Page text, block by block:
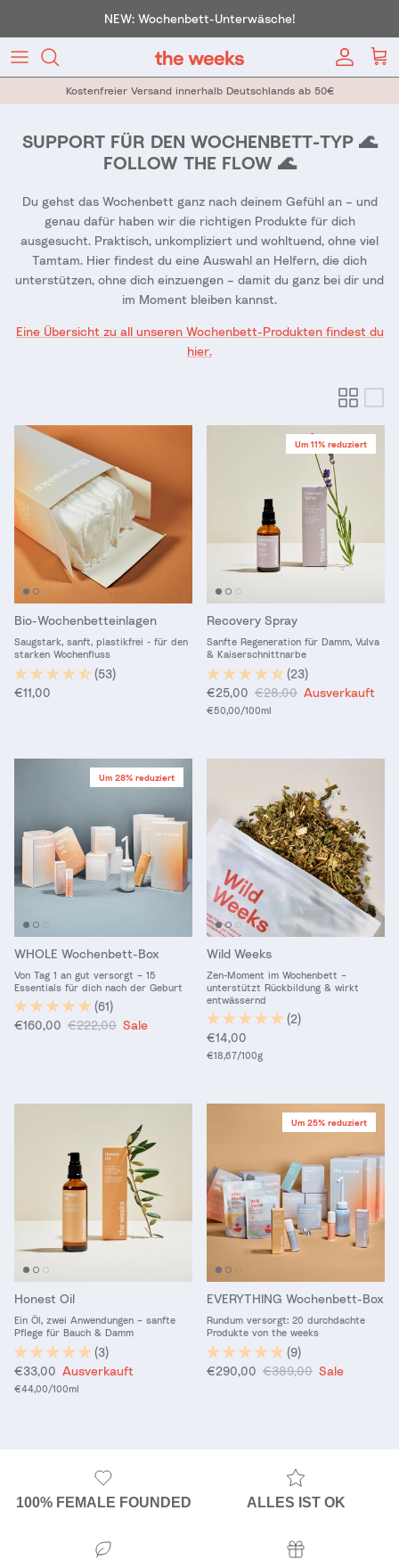
NEW: Wochenbett-Unterwäsche!
Konto
Kostenfreier Versand innerhalb Deutschlands ab 50€
SUPPORT FÜR DEN WOCHENBETT-TYP 🌊
FOLLOW THE FLOW 🌊
Du gehst das Wochenbett ganz nach deinem Gefühl an – und
genau dafür haben wir die richtigen Produkte für dich
ausgesucht. Praktisch, unkompliziert und wohltuend, ohne viel
Tamtam. Hier findest du eine Auswahl an Helfern, die dich
unterstützen, ohne dich einzuengen – damit du ganz bei dir und
im Moment bleiben kannst.
Eine Übersicht zu all unseren Wochenbett-Produkten findest du
hier.
Bio-Wochenbetteinlagen
Saugstark, sanft, plastikfrei - für den
starken Wochenfluss
(53)
Normaler Preis
€11,00
Um 11% reduziert
Recovery Spray
Sanfte Regeneration für Damm, Vulva
& Kaiserschnittnarbe
(23)
Verkaufspreis
€25,00 Normaler Preis
€28,00 Ausverkauft
Grundpreis
€50,00/100ml
Um 28% reduziert
WHOLE Wochenbett-Box
Von Tag 1 an gut versorgt – 15
Essentials für dich nach der Geburt
(61)
Verkaufspreis
€160,00 Normaler Preis
€222,00 Sale
Wild Weeks
Zen-Moment im Wochenbett –
unterstützt Rückbildung & wirkt
entwässernd
(2)
Normaler Preis
€14,00
Grundpreis
€18,67/100g
Honest Oil
Ein Öl, zwei Anwendungen – sanfte
Pflege für Bauch & Damm
(3)
Normaler Preis
€33,00 Ausverkauft
Grundpreis
€44,00/100ml
Um 25% reduziert
EVERYTHING Wochenbett-Box
Rundum versorgt: 20 durchdachte
Produkte von the weeks
(9)
Verkaufspreis
€290,00 Normaler Preis
€389,00 Sale
100% FEMALE FOUNDED ALLES IST OK